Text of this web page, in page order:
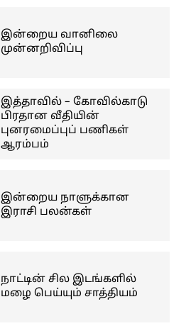
இன்றைய வானிலை
முன்னறிவிப்பு
இத்தாவில் – கோவில்காடு
பிரதான வீதியின்
புனரமைப்புப் பணிகள்
ஆரம்பம்
இன்றைய நாளுக்கான
இராசி பலன்கள்
நாட்டின் சில இடங்களில்
மழை பெய்யும் சாத்தியம்